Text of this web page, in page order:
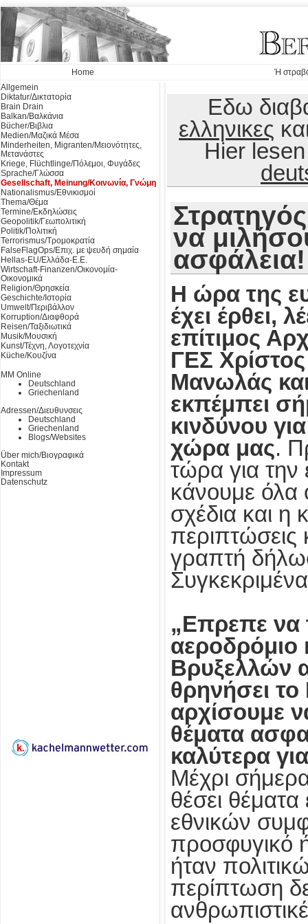
Home
Ή
Allgemein
Diktatur/Δικτατορία
Brain Drain
Balkan/Βαλκάνια
Bücher/Βιβλια
Medien/Μαζικά Μέσα
Minderheiten, Migranten/Μειονότητες,
Μετανάστες
Kriege, Flüchtlinge/Πόλεμοι, Φυγάδες
Sprache/Γλώσσα
Gesellschaft, Meinung/Κοινωνία, Γνώμη
Nationalismus/Εθνικισμοί
Thema/Θέμα
Termine/Εκδηλώσεις
Geopolitik/Γεωπολιτική
Politik/Πολιτική
Terrorismus/Τρομοκρατία
FalseFlagOps/Επιχ. με ψευδή σημαία
Hellas-EU/Ελλάδα-Ε.Ε.
Wirtschaft-Finanzen/Οικονομία-
Οικονομικά
Religion/Θρησκεία
Geschichte/Ιστορία
Umwelt/Περιβάλλον
Korruption/Διαφθορά
Reisen/Ταξιδιωτικά
Musik/Μουσική
Kunst/Τέχνη, Λογοτεχνία
Küche/Κουζίνα
MM Online
Deutschland
Griechenland
Adressen/Διευθυνσεις
Deutschland
Griechenland
Blogs/Websites
Über mich/Βιογραφικά
Kontakt
Impressum
Datenschutz
Εδω
ελληνικες
Hier
να
ασφάλεια!
Η ώρα της
έχει έρθει,
επίτιμος
ΓΕΣ Χρίστος
Μανωλάς
εκπέμπει
κινδύνου
χώρα μας.
τώρα για την
κάνουμε
σχέδια και η
περιπτώσεις
γραπτή
„Επρεπε να
αεροδρόμιο
Βρυξελλών
θρηνήσει το
αρχίσουμε
θέματα
καλύτερα
Μέχρι
θέσει θέματα
εθνικών
προσφυγικό
ήταν
περίπτωση